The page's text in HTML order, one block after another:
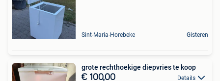
Sint-Maria-Horebeke Gisteren
grote rechthoekige diepvries te koop
€ 100,00 Details